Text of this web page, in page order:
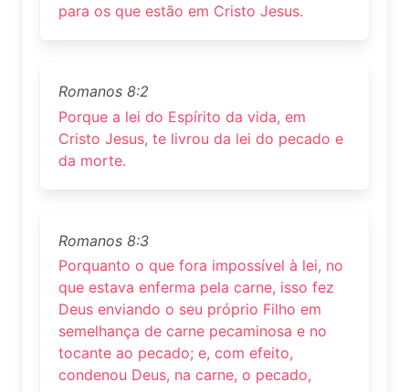
para os que estão em Cristo Jesus.
Romanos 8:2
Porque a lei do Espírito da vida, em
Cristo Jesus, te livrou da lei do pecado e
da morte.
Romanos 8:3
Porquanto o que fora impossível à lei, no
que estava enferma pela carne, isso fez
Deus enviando o seu próprio Filho em
semelhança de carne pecaminosa e no
tocante ao pecado; e, com efeito,
condenou Deus, na carne, o pecado,